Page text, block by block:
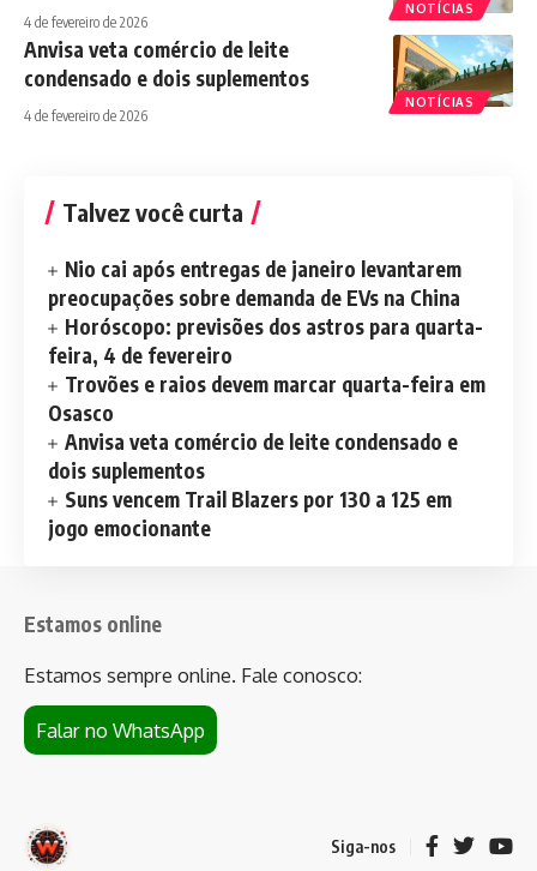
NOTÍCIAS
4 de fevereiro de 2026
NOTÍCIAS
Anvisa veta comércio de leite
condensado e dois suplementos
4 de fevereiro de 2026
Talvez você curta
Nio cai após entregas de janeiro levantarem
preocupações sobre demanda de EVs na China
Horóscopo: previsões dos astros para quarta-
feira, 4 de fevereiro
Trovões e raios devem marcar quarta-feira em
Osasco
Anvisa veta comércio de leite condensado e
dois suplementos
Suns vencem Trail Blazers por 130 a 125 em
jogo emocionante
Estamos online
Estamos sempre online. Fale conosco:
Falar no WhatsApp
Siga-nos